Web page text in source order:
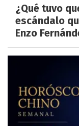
¿Qué tuvo
escándalo
Enzo